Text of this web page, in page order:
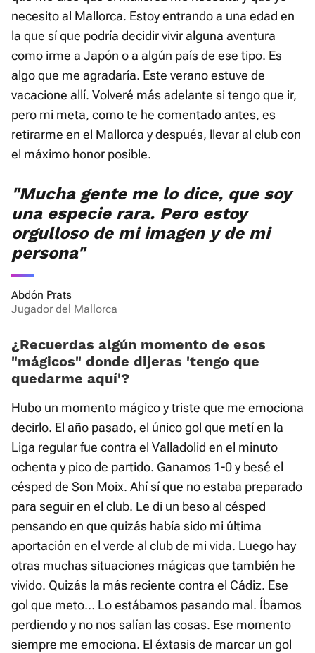
necesito al Mallorca. Estoy entrando a una edad en
la que sí que podría decidir vivir alguna aventura
como irme a Japón o a algún país de ese tipo. Es
algo que me agradaría. Este verano estuve de
vacacione allí. Volveré más adelante si tengo que ir,
pero mi meta, como te he comentado antes, es
retirarme en el Mallorca y después, llevar al club con
el máximo honor posible.
"Mucha gente me lo dice, que soy
una especie rara. Pero estoy
orgulloso de mi imagen y de mi
persona"
Abdón Prats
Jugador del Mallorca
¿Recuerdas algún momento de esos
«mágicos» donde dijeras 'tengo que
quedarme aquí'?
Hubo un momento mágico y triste que me emociona
decirlo. El año pasado, el único gol que metí en la
Liga regular fue contra el Valladolid en el minuto
ochenta y pico de partido. Ganamos 1-0 y besé el
césped de Son Moix. Ahí sí que no estaba preparado
para seguir en el club. Le di un beso al césped
pensando en que quizás había sido mi última
aportación en el verde al club de mi vida. Luego hay
otras muchas situaciones mágicas que también he
vivido. Quizás la más reciente contra el Cádiz. Ese
gol que meto… Lo estábamos pasando mal. Íbamos
perdiendo y no nos salían las cosas. Ese momento
siempre me emociona. El éxtasis de marcar un gol